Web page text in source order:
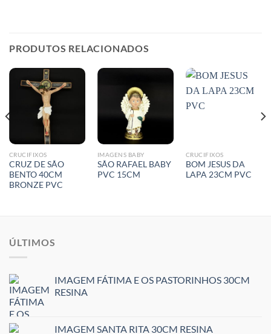
PRODUTOS RELACIONADOS
CRUCIFIXOS
CRUZ DE SÃO
BENTO 40CM
BRONZE PVC
IMAGENS BABY
SÃO RAFAEL BABY
PVC 15CM
CRUCIFIXOS
BOM JESUS DA
LAPA 23CM PVC
ÚLTIMOS
IMAGEM FÁTIMA E OS PASTORINHOS 30CM
RESINA
IMAGEM SANTA RITA 30CM RESINA